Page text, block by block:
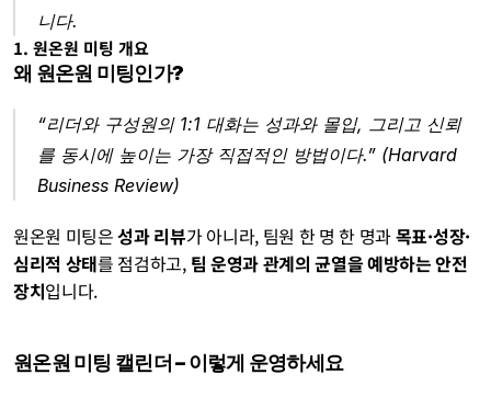
니다.
1. 원온원 미팅 개요
왜 원온원 미팅인가?
“리더와 구성원의 1:1 대화는 성과와 몰입, 그리고 신뢰
를 동시에 높이는 가장 직접적인 방법이다.” (Harvard
Business Review)
원온원 미팅은 성과 리뷰가 아니라, 팀원 한 명 한 명과 목표·성장·
심리적 상태를 점검하고, 팀 운영과 관계의 균열을 예방하는 안전
장치입니다.
원온원 미팅 캘린더 – 이렇게 운영하세요